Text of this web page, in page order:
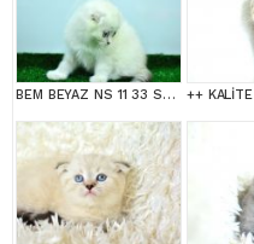
BEM BEYAZ NS 11 33 SCOTTİSH FOLD